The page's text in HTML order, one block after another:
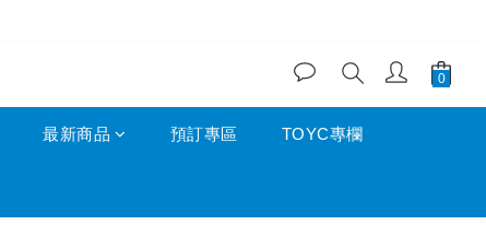
最新商品 預訂專區 TOYC專欄